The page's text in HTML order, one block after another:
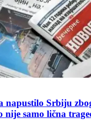
napustilo Srbiju
nije samo lična